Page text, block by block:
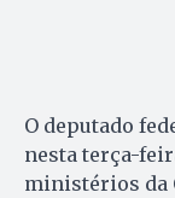
O deputado
nesta terça-
ministérios da